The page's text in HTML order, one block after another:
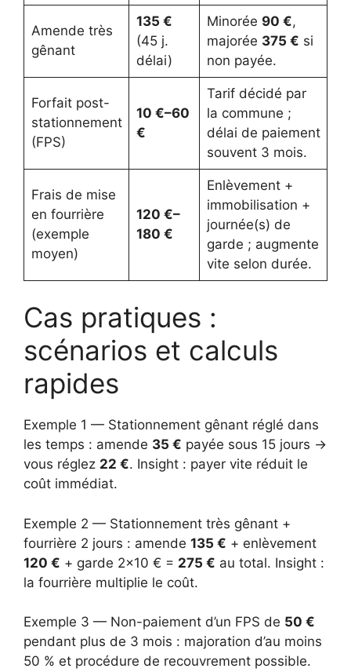
Amende très
gênant
135 €
(45 j.
délai)
Minorée 90 €,
majorée 375 € si
non payée.
Forfait post-
stationnement
(FPS)
10 €–60
€
Tarif décidé par
la commune ;
délai de paiement
souvent 3 mois.
Frais de mise
en fourrière
(exemple
moyen)
120 €–
180 €
Enlèvement +
immobilisation +
journée(s) de
garde ; augmente
vite selon durée.
Cas pratiques :
scénarios et calculs
rapides
Exemple 1 — Stationnement gênant réglé dans
les temps : amende 35 € payée sous 15 jours →
vous réglez 22 €. Insight : payer vite réduit le
coût immédiat.
Exemple 2 — Stationnement très gênant +
fourrière 2 jours : amende 135 € + enlèvement
120 € + garde 2×10 € = 275 € au total. Insight :
la fourrière multiplie le coût.
Exemple 3 — Non-paiement d’un FPS de 50 €
pendant plus de 3 mois : majoration d’au moins
50 % et procédure de recouvrement possible.